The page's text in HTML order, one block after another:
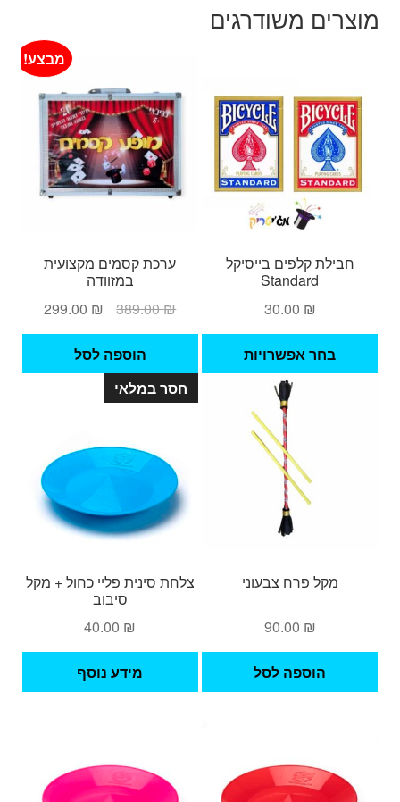
מוצרים משודרגים
חבילת קלפים בייסיקל
Standard
30.00 ₪
בחר אפשרויות
לבחור
האפשרויות
ערכת קסמים מקצועית
במזוודה
מבצע!
389.00₪
המחיר
המקורי
היה:
389.00 ₪.
299.00 ₪
המחיר
הנוכחי
299.00 ₪.
הוספה לסל
מקל פרח צבעוני
90.00 ₪
הוספה לסל
חסר במלאי
צלחת סינית פליי כחול + מקל
סיבוב
40.00 ₪
מידע נוסף